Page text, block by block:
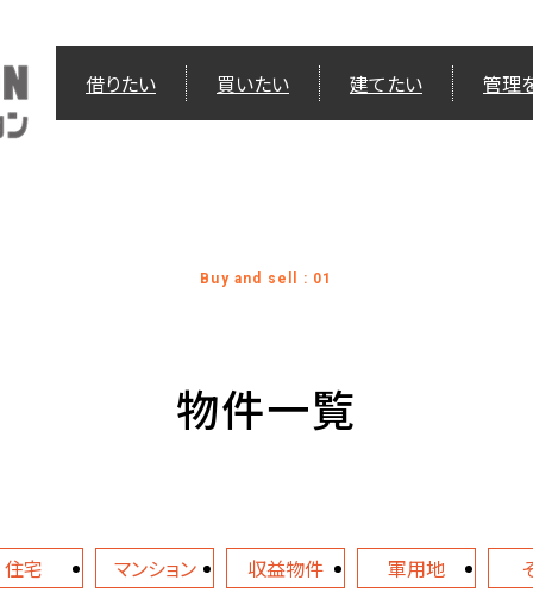
借りたい 買いたい 建てたい 管理
Buy and sell : 01
物件一覧
住宅 マンション 収益物件 軍用地